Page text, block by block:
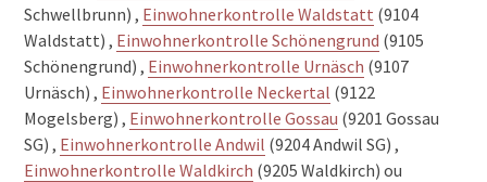
Schwellbrunn) , Einwohnerkontrolle Waldstatt (9104
Waldstatt) , Einwohnerkontrolle Schönengrund (9105
Schönengrund) , Einwohnerkontrolle Urnäsch (9107
Urnäsch) , Einwohnerkontrolle Neckertal (9122
Mogelsberg) , Einwohnerkontrolle Gossau (9201 Gossau
SG) , Einwohnerkontrolle Andwil (9204 Andwil SG) ,
Einwohnerkontrolle Waldkirch (9205 Waldkirch) ou